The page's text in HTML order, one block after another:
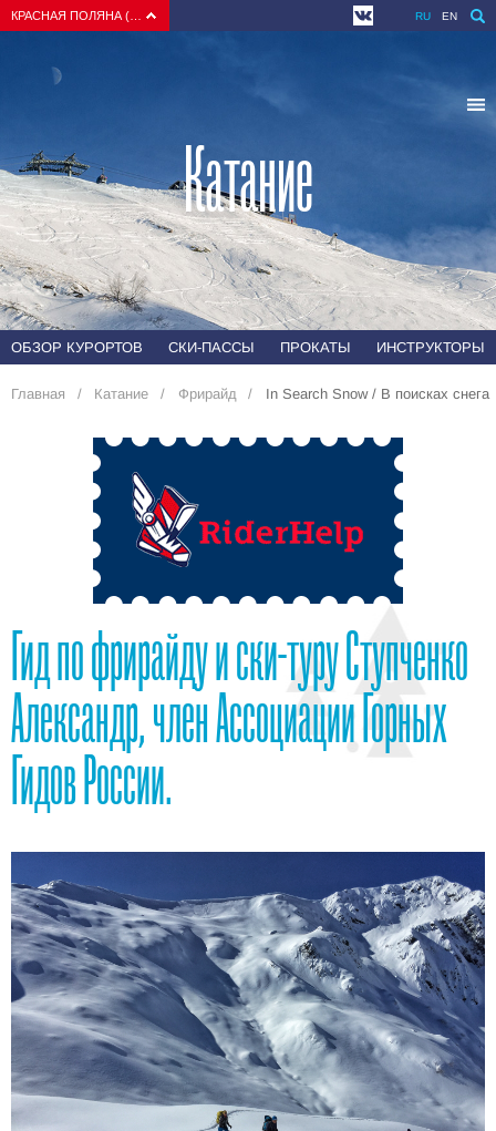
RU EN
Катание
ОБЗОР КУРОРТОВ СКИ-ПАССЫ ПРОКАТЫ ИНСТРУКТОРЫ
Главная Катание Фрирайд In Search Snow / В поисках снега
Гид по фрирайду и ски-туру Ступченко
Александр, член Ассоциации Горных
Гидов России.